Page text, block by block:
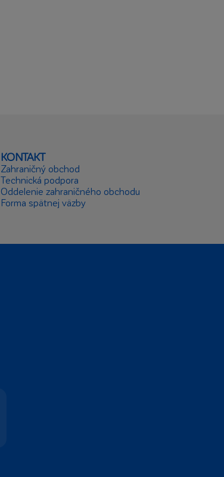
KONTAKT
Zahraničný obchod
Technická podpora
Oddelenie zahraničného obchodu
Forma spätnej väzby